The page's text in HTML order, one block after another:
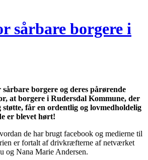
sårbare borgere i
borgere og deres pårørende
at borgere i Rudersdal Kommune, der
får en ordentlig og lovmedholdelig
er blevet hørt!
de har brugt facebook og medierne til
er fortalt af drivkræfterne af netværket
og Nana Marie Andersen.